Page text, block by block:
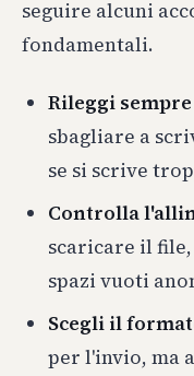
seguire alcuni
fondamentali.
Rileggi
sbagliare a
se si scrive
Controlla
scaricare il
spazi vuoti
Scegli il
per l'invio, ma